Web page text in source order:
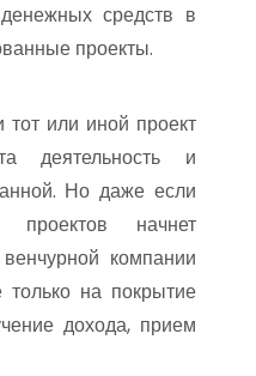
средств в
проекты.
тот или иной проект
деятельность и
Но даже если
начнет
компании
на покрытие
дохода, прием